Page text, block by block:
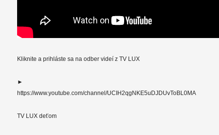
Kliknite a prihláste sa na odber videí z TV LUX
►
https://www.youtube.com/channel/UCIH2qgNKE5uDJDUvToBL0MA
TV LUX deťom